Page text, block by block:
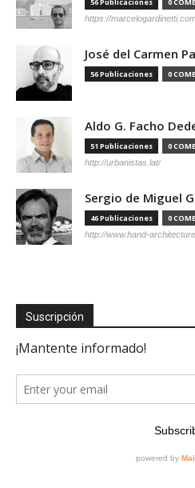
56 Publicaciones 0
https://
José del Carmen
56 Publicaciones 0
Aldo G. Facho
51 Publicaciones 0
http://urbanistas.lat/
Sergio de Miguel
46 Publicaciones 0
http://www.hand-
Suscripción